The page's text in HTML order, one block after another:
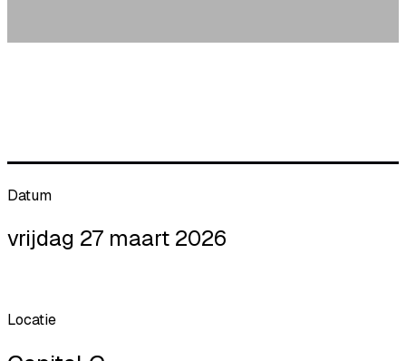
Datum
vrijdag 27 maart 2026
Locatie